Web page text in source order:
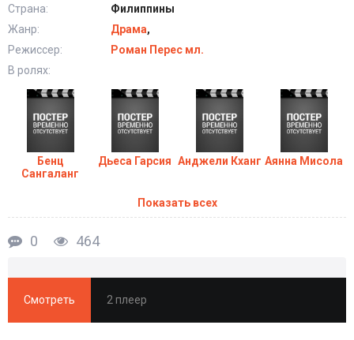
Калдаг Бой (2024) в хорошем качестве HD
Страна:
Филиппины
Жанр:
Драма,
Режиссер:
Роман Перес мл.
В ролях:
Бенц
Сангаланг
Дьеса Гарсия Анджели Кханг Аянна Мисола
Показать всех
0 464
Смотреть 2 плеер